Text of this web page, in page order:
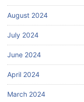
August 2024
July 2024
June 2024
April 2024
March 2024